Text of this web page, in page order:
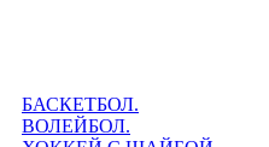
БАСКЕТБОЛ.
ВОЛЕЙБОЛ.